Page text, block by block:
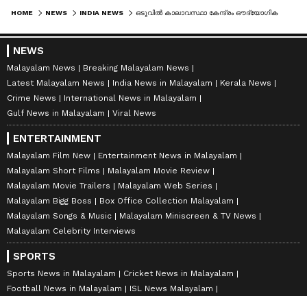
HOME NEWS INDIA NEWS
NEWS
Malayalam News
Breaking Malayalam News
Latest Malayalam News
India News in Malayalam
Kerala News
Crime News
International News in Malayalam
Gulf News in Malayalam
Viral News
ENTERTAINMENT
Malayalam Film New
Entertainment News in Malayalam
Malayalam Short Films
Malayalam Movie Review
Malayalam Movie Trailers
Malayalam Web Series
Malayalam Bigg Boss
Box Office Collection Malayalam
Malayalam Songs & Music
Malayalam Miniscreen & TV News
Malayalam Celebrity Interviews
SPORTS
Sports News in Malayalam
Cricket News in Malayalam
Football News in Malayalam
ISL News Malayalam